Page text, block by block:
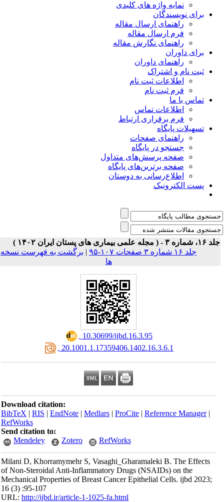
نمایه واژه های کلیدی
برای نویسندگان
راهنمای ارسال مقاله
فرم ارسال مقاله
راهنمای نگارش مقاله
برای داوران
راهنمای داوران
ثبت نام و اشتراک
اطلاعات ثبت نام
فرم ثبت نام
تماس با ما
اطلاعات تماس
فرم برقراری ارتباط
تسهیلات پایگاه
راهنمای صفحات
جستجو در پایگاه
صفحه پرسش‌های متداول
صفحه برترین‌های پایگاه
اطلاع‌رسانی به دوستان
پست الکترونیک
۳ - ( مجله علمی بیماری های پستان ایران ۱۴۰۲ )
جلد ۱۶ شماره ۳ صفحات ۱۰۷-۹۵
|برگشت به فهرست نسخه
ها
‎ 10.30699/ijbd.16.3.95
‎ 20.1001.1.17359406.1402.16.3.6.1
Download citation:
BibTeX|RIS|EndNote|Medlars|ProCite|Reference Manager
RefWorks
Send citation to:
Mendeley
Zotero RefWorks
Milani D, Khorramymehr S, Vasaghi_Gharamaleki B. The Effects
of Non-Steroidal Anti-Inflammatory Drugs (NSAIDs) on the
Mechanical Properties of Breast Cancer Epithelial Cells. ijbd 2023;
16 (3) :95-107
URL:http://ijbd.ir/article-1-1025-fa.html